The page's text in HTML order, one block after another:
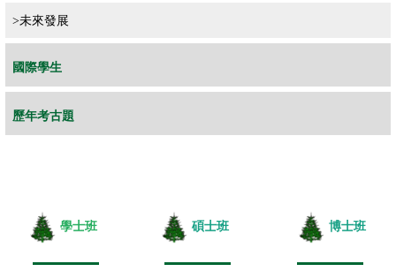
>未來發展
國際學生
歷年考古題
學士班 碩士班 博士班